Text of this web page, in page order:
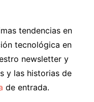
tendencias en
tecnológica en
newsletter y
y las historias de
de entrada.